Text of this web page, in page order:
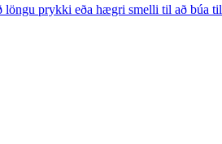
löngu prykki eða hægri smelli til að búa